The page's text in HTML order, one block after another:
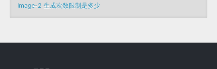
Image-2 生成次数限制是多少